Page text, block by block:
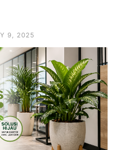
9, 2025